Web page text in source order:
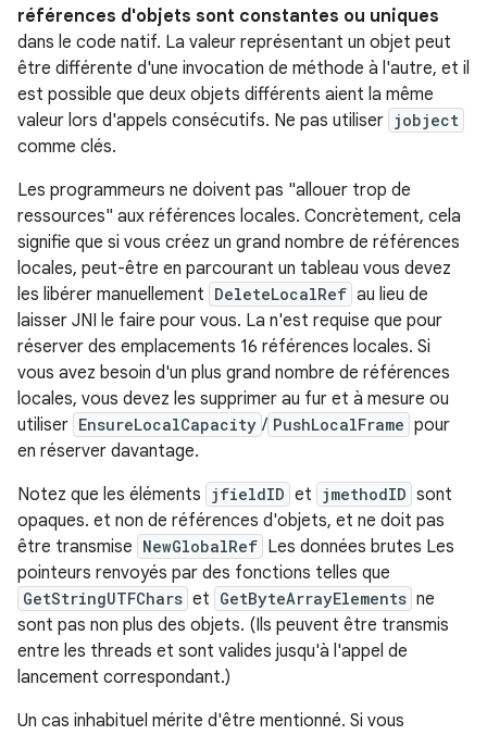
références d'objets sont constantes ou uniques
dans le code natif. La valeur représentant un objet peut
être différente d'une invocation de méthode à l'autre, et il
est possible que deux objets différents aient la même
valeur lors d'appels consécutifs. Ne pas utiliser jobject
comme clés.
Les programmeurs ne doivent pas "allouer trop de
ressources" aux références locales. Concrètement, cela
signifie que si vous créez un grand nombre de références
locales, peut-être en parcourant un tableau vous devez
les libérer manuellement DeleteLocalRef au lieu de
laisser JNI le faire pour vous. La n'est requise que pour
réserver des emplacements 16 références locales. Si
vous avez besoin d'un plus grand nombre de références
locales, vous devez les supprimer au fur et à mesure ou
utiliser EnsureLocalCapacity / PushLocalFrame pour
en réserver davantage.
Notez que les éléments jfieldID et jmethodID sont
opaques. et non de références d'objets, et ne doit pas
être transmise NewGlobalRef Les données brutes Les
pointeurs renvoyés par des fonctions telles que
GetStringUTFChars et GetByteArrayElements ne
sont pas non plus des objets. (Ils peuvent être transmis
entre les threads et sont valides jusqu'à l'appel de
lancement correspondant.)
Un cas inhabituel mérite d'être mentionné. Si vous